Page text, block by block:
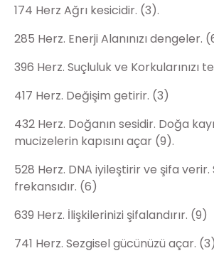
174 Herz Ağrı kesicidir. (3).
285 Herz. Enerji Alanınızı dengeler.
396 Herz. Suçluluk ve Korkularınızı
417 Herz. Değişim getirir. (3)
432 Herz. Doğanın sesidir. Doğa
mucizelerin kapısını açar (9).
528 Herz. DNA iyileştirir ve şifa verir.
frekansıdır. (6)
639 Herz. İlişkilerinizi şifalandırır. (9)
741 Herz. Sezgisel gücünüzü açar. (3)